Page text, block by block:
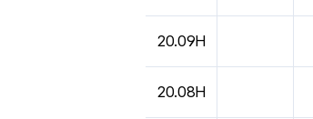
20.09H
20.08H